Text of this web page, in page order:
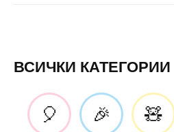
ВСИЧКИ КАТЕГОРИИ
🎈 🎉 🧸